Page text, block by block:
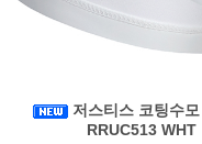
저스티스 코팅수모
RRUC513 WHT